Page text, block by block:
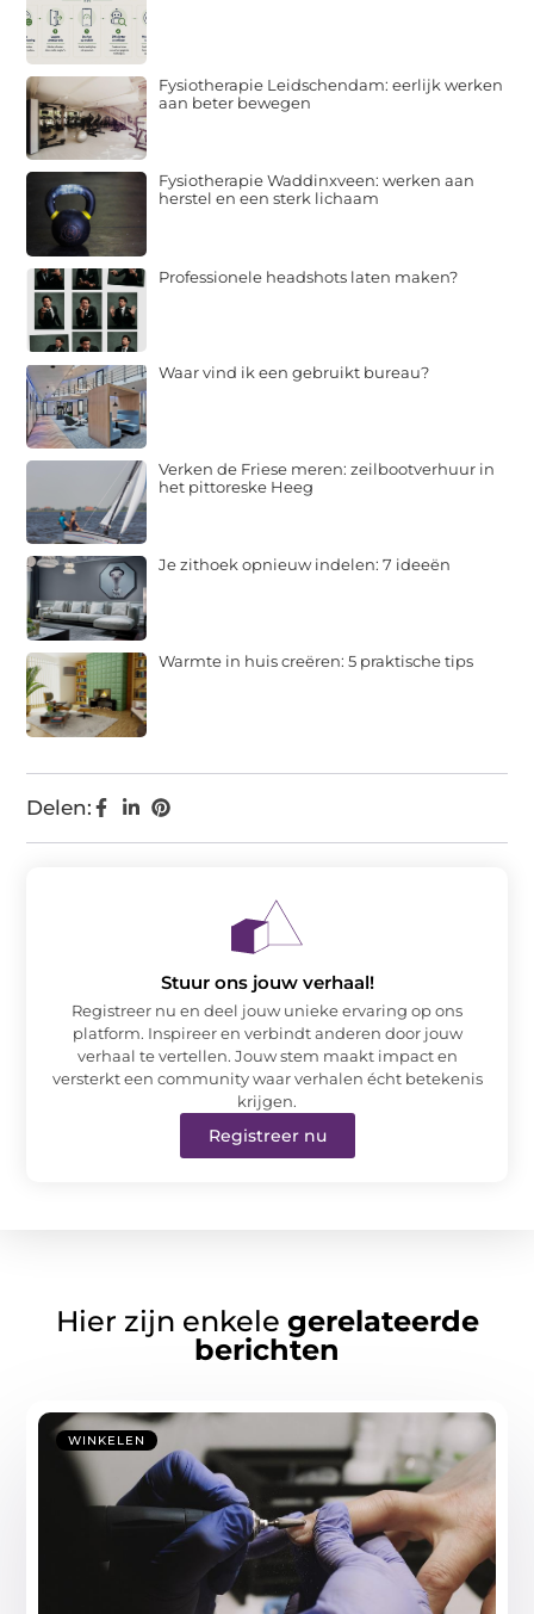
Delen:
Fysiotherapie Leidschendam: eerlijk werken
aan beter bewegen
Fysiotherapie Waddinxveen: werken aan
herstel en een sterk lichaam
Professionele headshots laten maken?
Waar vind ik een gebruikt bureau?
Verken de Friese meren: zeilbootverhuur in
het pittoreske Heeg
Je zithoek opnieuw indelen: 7 ideeën
Warmte in huis creëren: 5 praktische tips
Stuur ons jouw verhaal!
Registreer nu en deel jouw unieke ervaring op ons
platform. Inspireer en verbindt anderen door jouw
verhaal te vertellen. Jouw stem maakt impact en
versterkt een community waar verhalen écht betekenis
krijgen.
Registreer nu
Hier zijn enkele gerelateerde
berichten
WINKELEN